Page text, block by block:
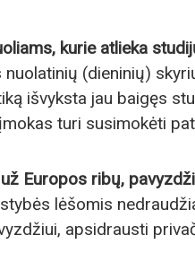
kurie atlieka
(dieninių)
išvyksta jau baigęs
turi susimokėti
Europos ribų,
lėšomis
apsidrausti